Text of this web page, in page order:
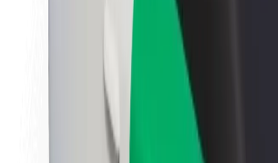
Sobre a Bolt
Sustentabilidade na Bolt
Projeto Zero
Blog
Sala de imprensa